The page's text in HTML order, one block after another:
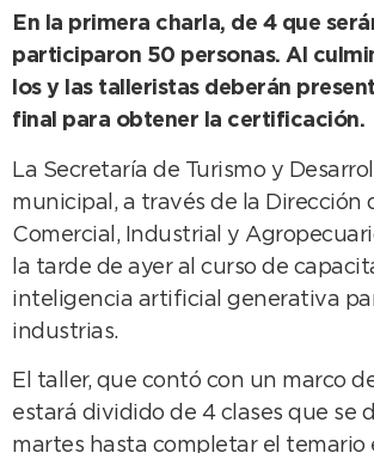
En la primera charla, de 4 que
participaron 50 personas. Al
los y las talleristas deberán
final para obtener la certificación.
La Secretaría de Turismo y
municipal, a través de la Dirección
Comercial, Industrial y
la tarde de ayer al curso de
inteligencia artificial generativa
industrias.
El taller, que contó con un marco
estará dividido de 4 clases que se
martes hasta completar el temario